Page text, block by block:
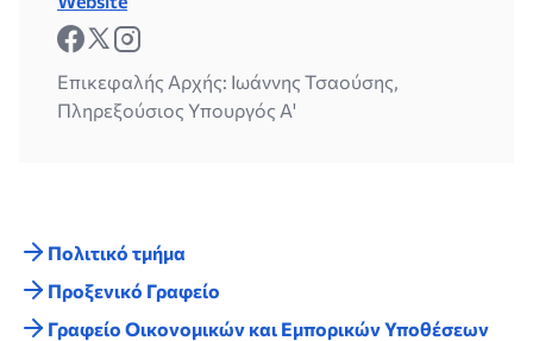
Επικεφαλής Αρχής: Ιωάννης Τσαούσης,
Πληρεξούσιος Υπουργός Α'
Πολιτικό τμήμα
Προξενικό Γραφείο
Γραφείο Οικονομικών και Εμπορικών Υποθέσεων